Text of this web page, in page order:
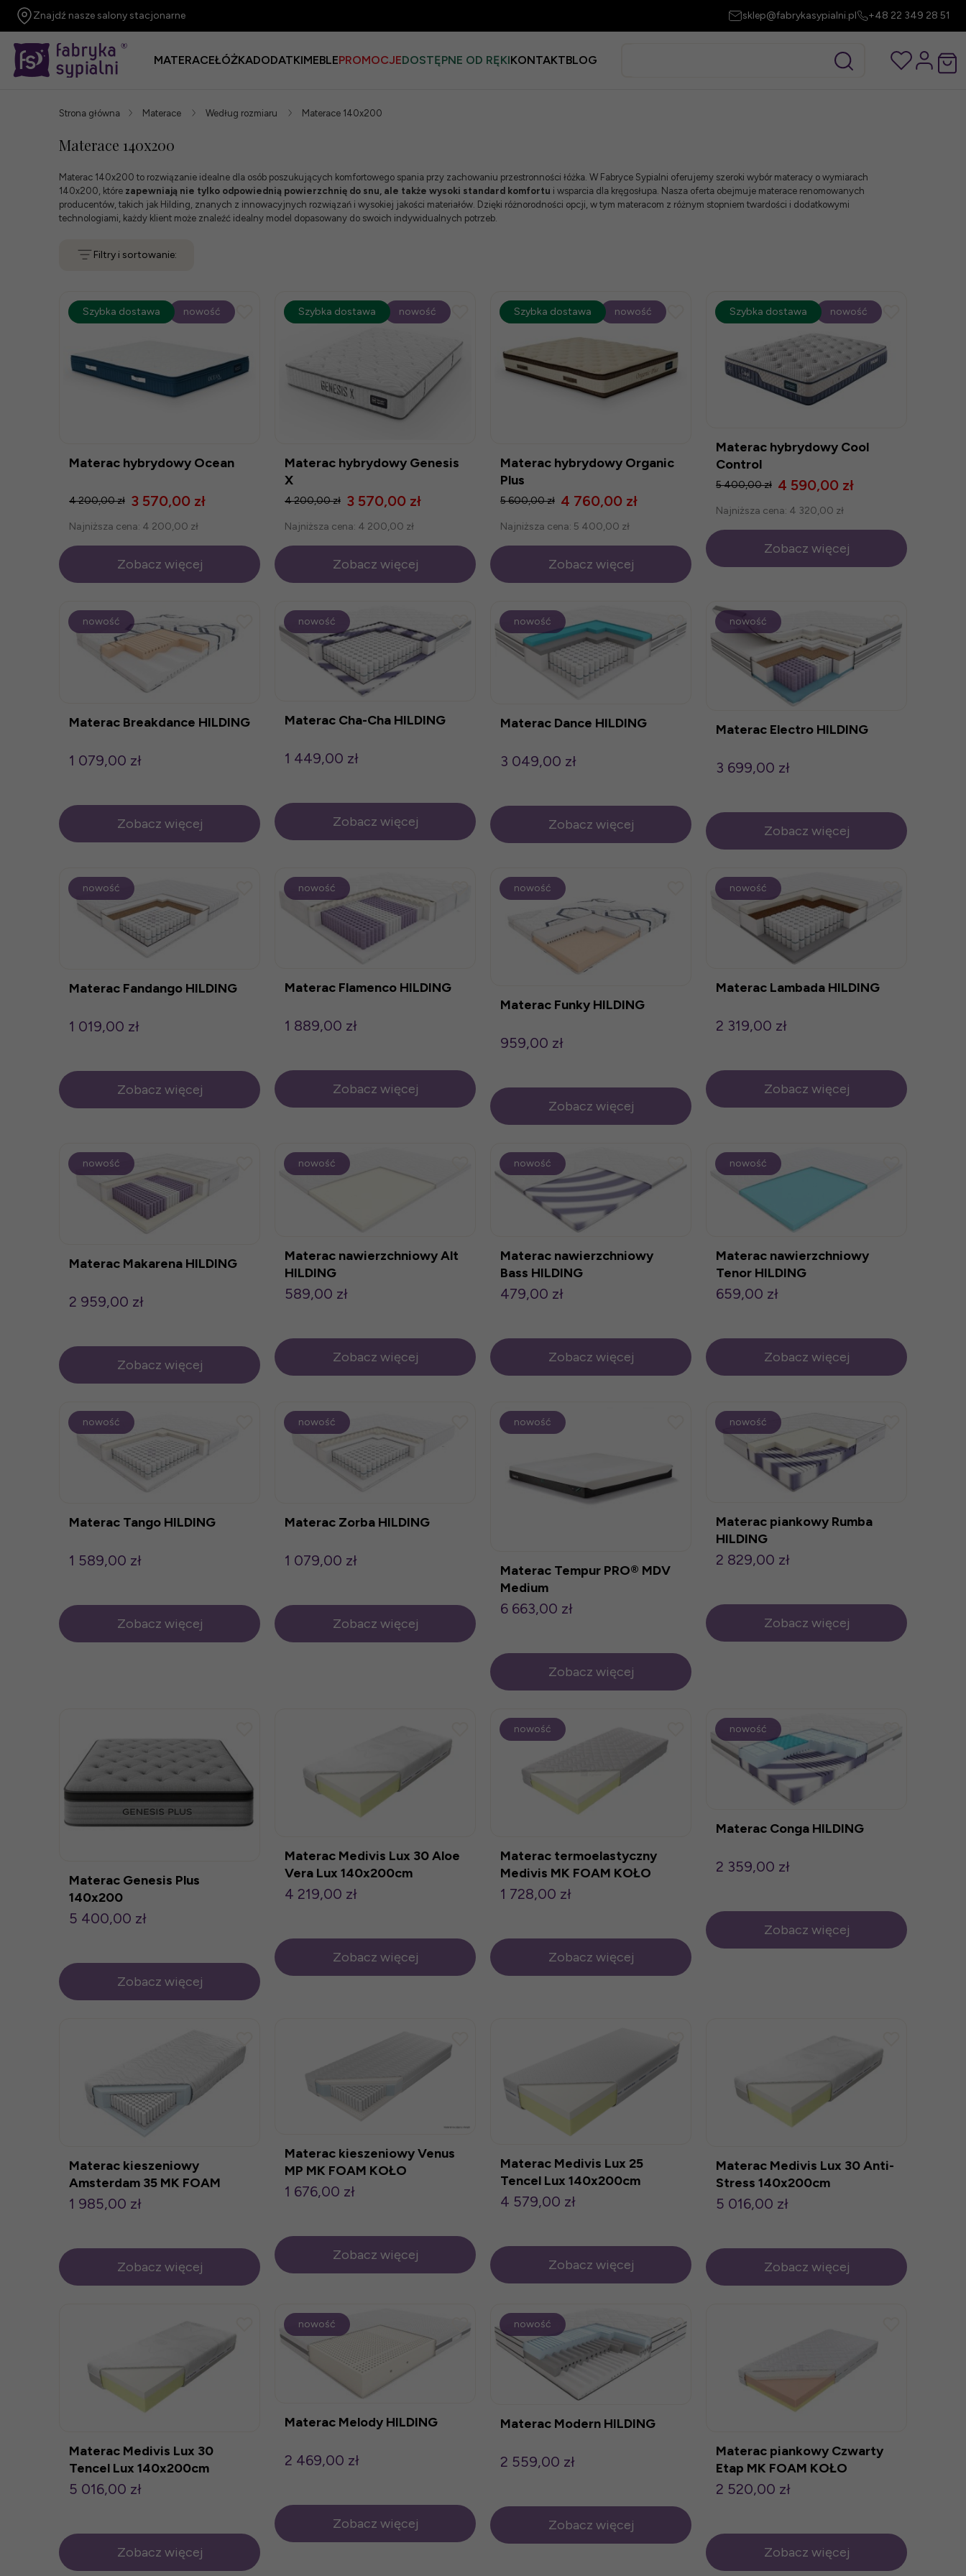
Znajdź nasze salony stacjonarne sklep@fabrykasypialni.pl +48 22 349 28 51
MATERACEŁÓŻKADODATKIMEBLEPROMOCJEDOSTĘPNE OD RĘKIKONTAKTBLOG
Strona główna Materace Według rozmiaru Materace 140x200
Materace 140x200
Materac 140x200 to rozwiązanie idealne dla osób poszukujących komfortowego spania przy zachowaniu przestronności łóżka. W Fabryce Sypialni oferujemy szeroki wybór materacy o wymiarach
140x200, które zapewniają nie tylko odpowiednią powierzchnię do snu, ale także wysoki standard komfortu i wsparcia dla kręgosłupa. Nasza oferta obejmuje materace renomowanych
producentów, takich jak Hilding, znanych z innowacyjnych rozwiązań i wysokiej jakości materiałów. Dzięki różnorodności opcji, w tym materacom z różnym stopniem twardości i dodatkowymi
technologiami, każdy klient może znaleźć idealny model dopasowany do swoich indywidualnych potrzeb.
Filtry i sortowanie:
Materac hybrydowy Ocean
3 570,00 zł
4 200,00 zł
Najniższa cena: 4 200,00 zł
Zobacz więcej
promocja-15% nowość
Szybka dostawa
Materac hybrydowy Genesis
X
3 570,00 zł
4 200,00 zł
Najniższa cena: 4 200,00 zł
Zobacz więcej
promocja-15% nowość
Szybka dostawa
Materac hybrydowy Organic
Plus
4 760,00 zł
5 600,00 zł
Najniższa cena: 5 400,00 zł
Zobacz więcej
promocja-15% nowość
Szybka dostawa
Materac hybrydowy Cool
Control
4 590,00 zł
5 400,00 zł
Najniższa cena: 4 320,00 zł
Zobacz więcej
promocja-15% nowość
Szybka dostawa
Materac Breakdance HILDING
1 079,00 zł
Zobacz więcej
nowość
Materac Cha-Cha HILDING
1 449,00 zł
Zobacz więcej
nowość
Materac Dance HILDING
3 049,00 zł
Zobacz więcej
nowość
Materac Electro HILDING
3 699,00 zł
Zobacz więcej
nowość
Materac Fandango HILDING
1 019,00 zł
Zobacz więcej
nowość
Materac Flamenco HILDING
1 889,00 zł
Zobacz więcej
nowość
Materac Funky HILDING
959,00 zł
Zobacz więcej
nowość
Materac Lambada HILDING
2 319,00 zł
Zobacz więcej
nowość
Materac Makarena HILDING
2 959,00 zł
Zobacz więcej
nowość
Materac nawierzchniowy Alt
HILDING
589,00 zł
Zobacz więcej
nowość
Materac nawierzchniowy
Bass HILDING
479,00 zł
Zobacz więcej
nowość
Materac nawierzchniowy
Tenor HILDING
659,00 zł
Zobacz więcej
nowość
Materac Tango HILDING
1 589,00 zł
Zobacz więcej
nowość
Materac Zorba HILDING
1 079,00 zł
Zobacz więcej
nowość
Materac Tempur PRO® MDV
Medium
6 663,00 zł
Zobacz więcej
nowość
Materac piankowy Rumba
HILDING
2 829,00 zł
Zobacz więcej
nowość
Materac Genesis Plus
140x200
5 400,00 zł
Zobacz więcej
Materac Medivis Lux 30 Aloe
Vera Lux 140x200cm
4 219,00 zł
Zobacz więcej
Materac termoelastyczny
Medivis MK FOAM KOŁO
1 728,00 zł
Zobacz więcej
nowość
Materac Conga HILDING
2 359,00 zł
Zobacz więcej
nowość
Materac kieszeniowy
Amsterdam 35 MK FOAM
KOŁO
1 985,00 zł
Zobacz więcej
Materac kieszeniowy Venus
MP MK FOAM KOŁO
1 676,00 zł
Zobacz więcej
Materac Medivis Lux 25
Tencel Lux 140x200cm
4 579,00 zł
Zobacz więcej
Materac Medivis Lux 30 Anti-
Stress 140x200cm
5 016,00 zł
Zobacz więcej
Materac Medivis Lux 30
Tencel Lux 140x200cm
5 016,00 zł
Zobacz więcej
Materac Melody HILDING
2 469,00 zł
Zobacz więcej
nowość
Materac Modern HILDING
2 559,00 zł
Zobacz więcej
nowość
Materac piankowy Czwarty
Etap MK FOAM KOŁO
2 520,00 zł
Zobacz więcej